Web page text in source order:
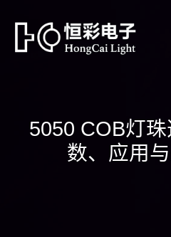
5050 COB灯
数、应用